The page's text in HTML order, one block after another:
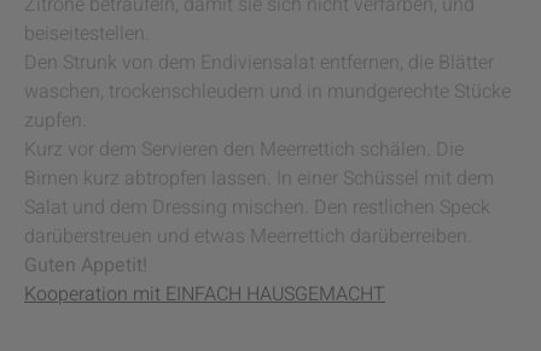
beiseitestellen.
Den Strunk von dem Endiviensalat entfernen, die Blätter
waschen, trockenschleudern und in mundgerechte Stücke
zupfen.
Kurz vor dem Servieren den Meerrettich schälen. Die
Birnen kurz abtropfen lassen. In einer Schüssel mit dem
Salat und dem Dressing mischen. Den restlichen Speck
darüberstreuen und etwas Meerrettich darüberreiben.
Guten Appetit!
Kooperation mit EINFACH HAUSGEMACHT